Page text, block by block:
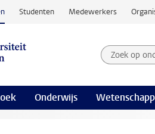
Studenten Medewerkers
Zoek op
Zoekterm
Onderwijs